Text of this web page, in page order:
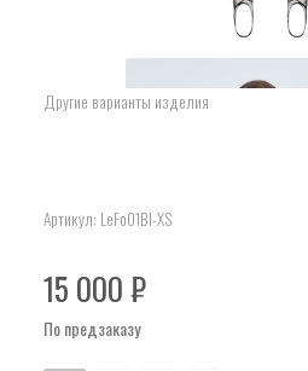
Другие варианты изделия
Артикул: LeFo01Bl-XS
15 000₽
По предзаказу